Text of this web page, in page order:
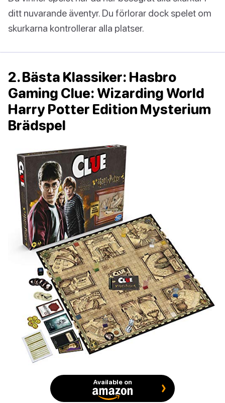
ditt nuvarande äventyr. Du förlorar dock spelet om
skurkarna kontrollerar alla platser.
2. Bästa Klassiker: Hasbro
Gaming Clue: Wizarding World
Harry Potter Edition Mysterium
Brädspel
Available on